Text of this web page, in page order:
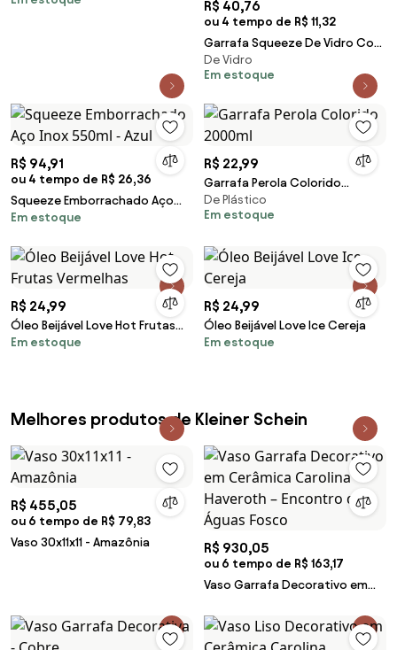
R$ 40,76
ou 4 tempo de R$ 11,32
Garrafa Squeeze De Vidro Com
Tampa Inox Com Capa Gato
Prisma - Branco
De Vidro
Em estoque
R$ 94,91
ou 4 tempo de R$ 26,36
Squeeze Emborrachado Aço
Inox 550ml - Azul
Em estoque
R$ 22,99
Garrafa Perola Colorido
2000ml
De Plástico
Em estoque
R$ 24,99
Óleo Beijável Love Hot Frutas
Vermelhas
Em estoque
R$ 24,99
Óleo Beijável Love Ice Cereja
Em estoque
Melhores produtos de Kleiner Schein
R$ 455,05
ou 6 tempo de R$ 79,83
Vaso 30x11x11 - Amazônia
R$ 930,05
ou 6 tempo de R$ 163,17
Vaso Garrafa Decorativo em
Encontro das Águas Fosco